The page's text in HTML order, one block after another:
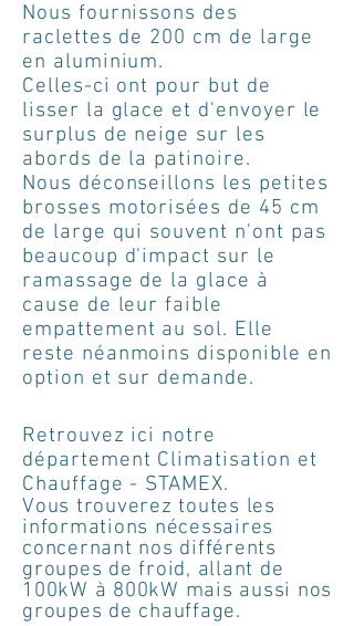
Nous fournissons des
raclettes de 200 cm de large
en aluminium.
Celles-ci ont pour but de
lisser la glace et d'envoyer le
surplus de neige sur les
abords de la patinoire.
Nous déconseillons les petites
brosses motorisées de 45 cm
de large qui souvent n'ont pas
beaucoup d'impact sur le
ramassage de la glace à
cause de leur faible
empattement au sol. Elle
reste néanmoins disponible en
option et sur demande.
Retrouvez ici notre
département Climatisation et
Chauffage - STAMEX.
Vous trouverez toutes les
informations nécessaires
concernant nos différents
groupes de froid, allant de
100kW à 800kW mais aussi nos
groupes de chauffage.